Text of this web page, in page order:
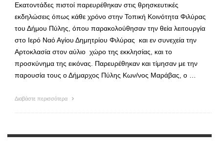
Εκατοντάδες πιστοί παρευρέθηκαν στις θρησκευτικές
εκδηλώσεις όπως κάθε χρόνο στην Τοπική Κοινότητα Φιλύρας
του Δήμου Πύλης, όπου παρακολούθησαν την θεία λειτουργία
στο Ιερό Ναό Αγίου Δημητρίου Φιλύρας και εν συνεχεία την
Αρτοκλασία στον αύλιο χώρο της εκκλησίας, και το
προσκύνημα της εικόνας. Παρευρέθηκαν και τίμησαν με την
παρουσία τους ο Δήμαρχος Πύλης Κων/νος Μαράβας, ο …
Διαβάστε περισσότερα